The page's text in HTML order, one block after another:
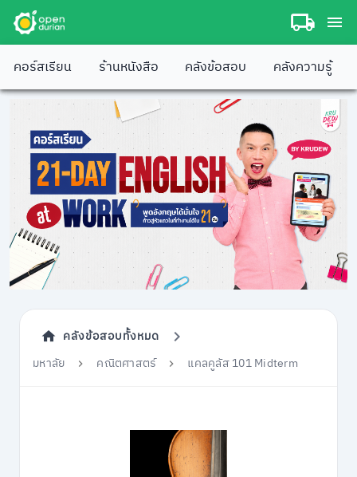
คอร์สเรียน ร้านหนังสือ คลังข้อสอบ คลังความรู้
คลังข้อสอบทั้งหมด
มหาลัย
คณิตศาสตร์ แคลคูลัส 101 Midterm